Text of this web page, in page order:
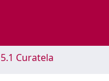
5.1 Curatela